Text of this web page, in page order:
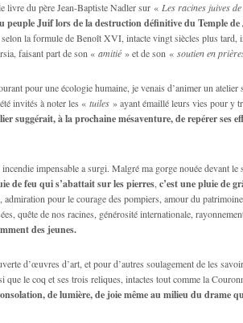
livre du père Jean-Baptiste Nadler sur « Les racines juives
peuple Juif lors de la destruction définitive du Temple de
la formule de Benoît XVI, intacte vingt siècles plus tard,
faisant part de son « amitié » et de son « soutien en
pour une écologie humaine, je venais d’animer un
invités à noter les « tuiles » ayant émaillé leurs vies pour y
suggérait, à la prochaine mésaventure, de repérer ses
impensable a surgi. Malgré ma gorge nouée devant le
de feu qui s’abattait sur les pierres c’est une pluie de
admiration pour le courage des pompiers, amour du
quête de nos racines, générosité internationale,
des jeunes.
d’œuvres d’art, et pour d’autres soulagement de les
que le coq et ses trois reliques, intactes tout comme la
de lumière, de joie même au milieu du drame